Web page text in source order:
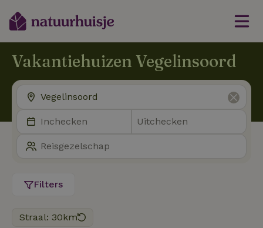
Vakantiehuizen Vegelinsoord
Filters
Straal: 30km